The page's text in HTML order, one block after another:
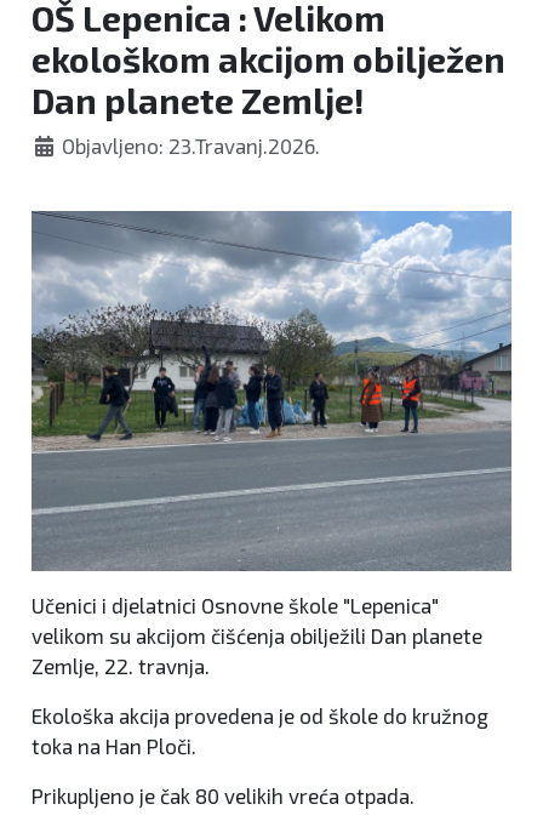
OŠ Lepenica : Velikom
ekološkom akcijom obilježen
Dan planete Zemlje!
Objavljeno: 23.Travanj.2026.
Učenici i djelatnici Osnovne škole "Lepenica"
velikom su akcijom čišćenja obilježili Dan planete
Zemlje, 22. travnja.
Ekološka akcija provedena je od škole do kružnog
toka na Han Ploči.
Prikupljeno je čak 80 velikih vreća otpada.